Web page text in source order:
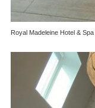
Royal Madeleine Hotel & Spa